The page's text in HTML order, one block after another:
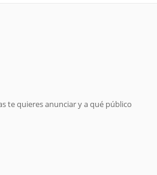
te quieres anunciar y a qué público